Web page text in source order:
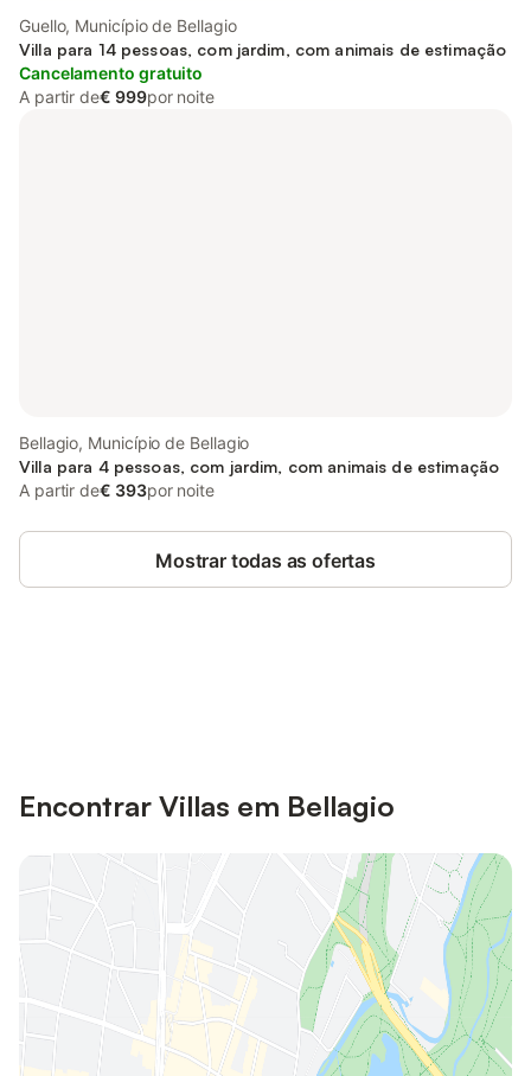
Guello, Município de Bellagio
Villa para 14 pessoas, com jardim, com animais de estimação
Cancelamento gratuito
A partir de€ 999por noite
Bellagio, Município de Bellagio
Villa para 4 pessoas, com jardim, com animais de estimação
A partir de€ 393por noite
Mostrar todas as ofertas
Encontrar Villas em Bellagio